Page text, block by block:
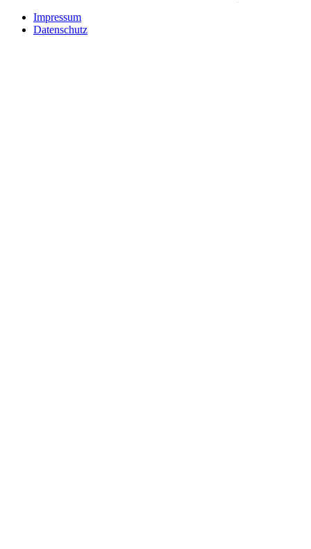
Impressum
Datenschutz